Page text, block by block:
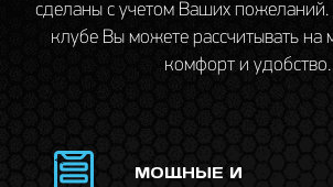
сделаны с учетом Ваших
клубе Вы можете рассчитывать на
комфорт и удобство.
<
МОЩНЫЕ И